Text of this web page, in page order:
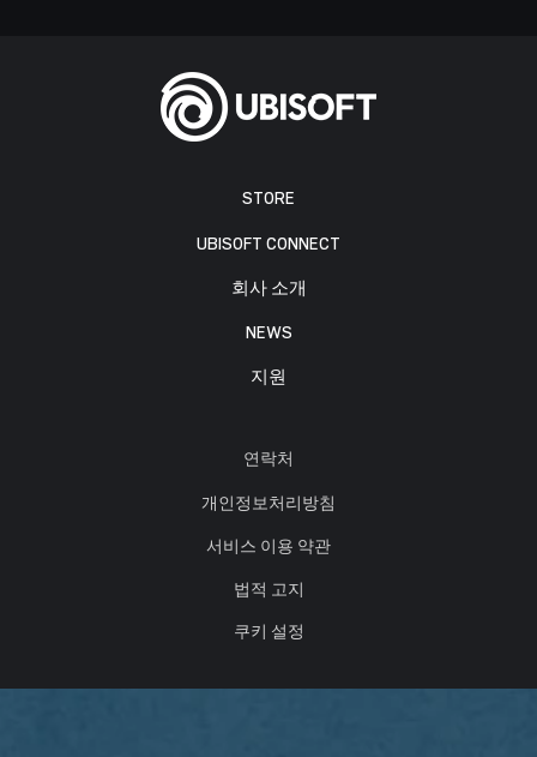
STORE
UBISOFT CONNECT
회사 소개
NEWS
지원
연락처
개인정보처리방침
서비스 이용 약관
법적 고지
쿠키 설정